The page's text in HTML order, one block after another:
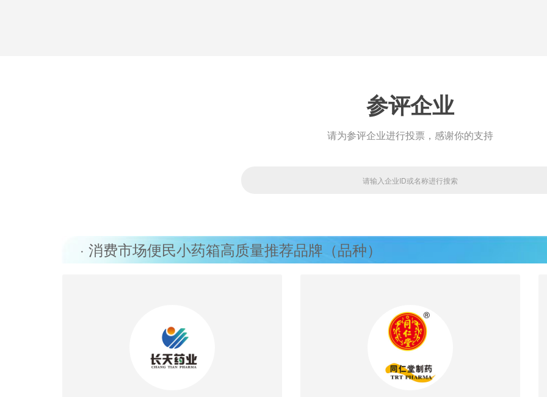
参评企业
请为参评企业进行投票，感谢你的支持
· ‌消费市场便民小药箱高质量推荐品牌（品种）